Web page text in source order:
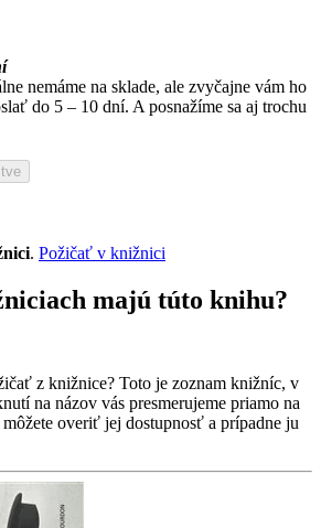
nemáme na sklade, ale zvyčajne vám ho
do 5 – 10 dní. A posnažíme sa aj trochu
. Požičať v knižnici
majú túto knihu?
z knižnice? Toto je zoznam knižníc, v
na názov vás presmerujeme priamo na
overiť jej dostupnosť a prípadne ju